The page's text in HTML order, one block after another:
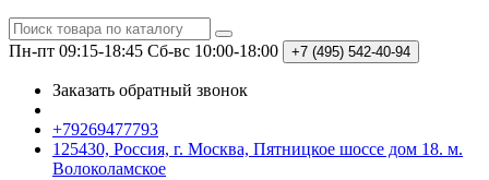
Пн-пт 09:15-18:45 Сб-вс 10:00-18:00 +7 (495) 542-40-94
Заказать обратный звонок
+79269477793
125430, Россия, г. Москва, Пятницкое шоссе дом 18. м.
Волоколамское